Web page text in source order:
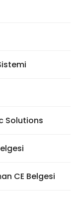
Solutions
CE Belgesi